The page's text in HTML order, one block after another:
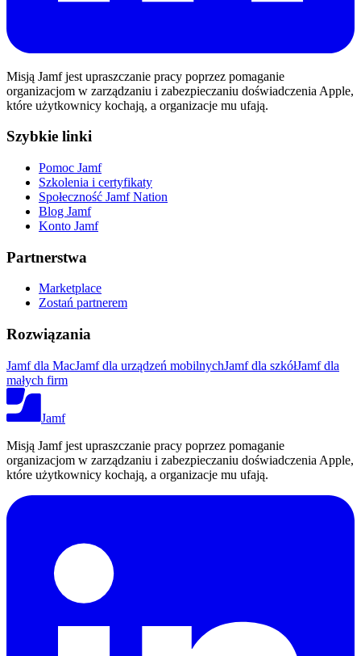
Misją Jamf jest upraszczanie pracy poprzez pomaganie
organizacjom w zarządzaniu i zabezpieczaniu doświadczenia Apple,
które użytkownicy kochają, a organizacje mu ufają.
Szybkie linki
Pomoc Jamf
Szkolenia i certyfikaty
Społeczność Jamf Nation
Blog Jamf
Konto Jamf
Partnerstwa
Marketplace
Zostań partnerem
Rozwiązania
Jamf dla MacJamf dla urządzeń mobilnychJamf dla szkółJamf dla
małych firm
Jamf
Misją Jamf jest upraszczanie pracy poprzez pomaganie
organizacjom w zarządzaniu i zabezpieczaniu doświadczenia Apple,
które użytkownicy kochają, a organizacje mu ufają.